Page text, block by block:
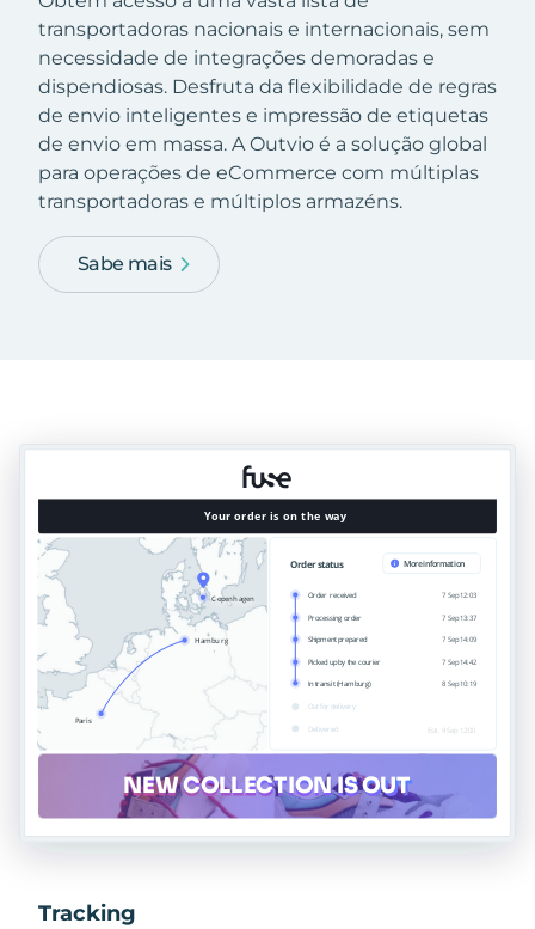
transportadoras nacionais e internacionais, sem
necessidade de integrações demoradas e
dispendiosas. Desfruta da flexibilidade de regras
de envio inteligentes e impressão de etiquetas
de envio em massa. A Outvio é a solução global
para operações de eCommerce com múltiplas
transportadoras e múltiplos armazéns.
Sabe mais
Tracking